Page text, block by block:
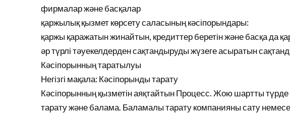
фирмалар және басқалар
қаржылық қызмет көрсету саласының кәсіпорындары:
қаржы қаражатын жинайтын, кредиттер беретін және басқа да
әр түрлі тәуекелдерден сақтандыруды жүзеге асыратын
Кәсіпорынның таратылуы
Негізгі мақала: Кәсіпорынды тарату
Кәсіпорынның қызметін аяқтайтын Процесс. Жою шартты түрде
тарату және балама. Баламалы тарату компанияны сату